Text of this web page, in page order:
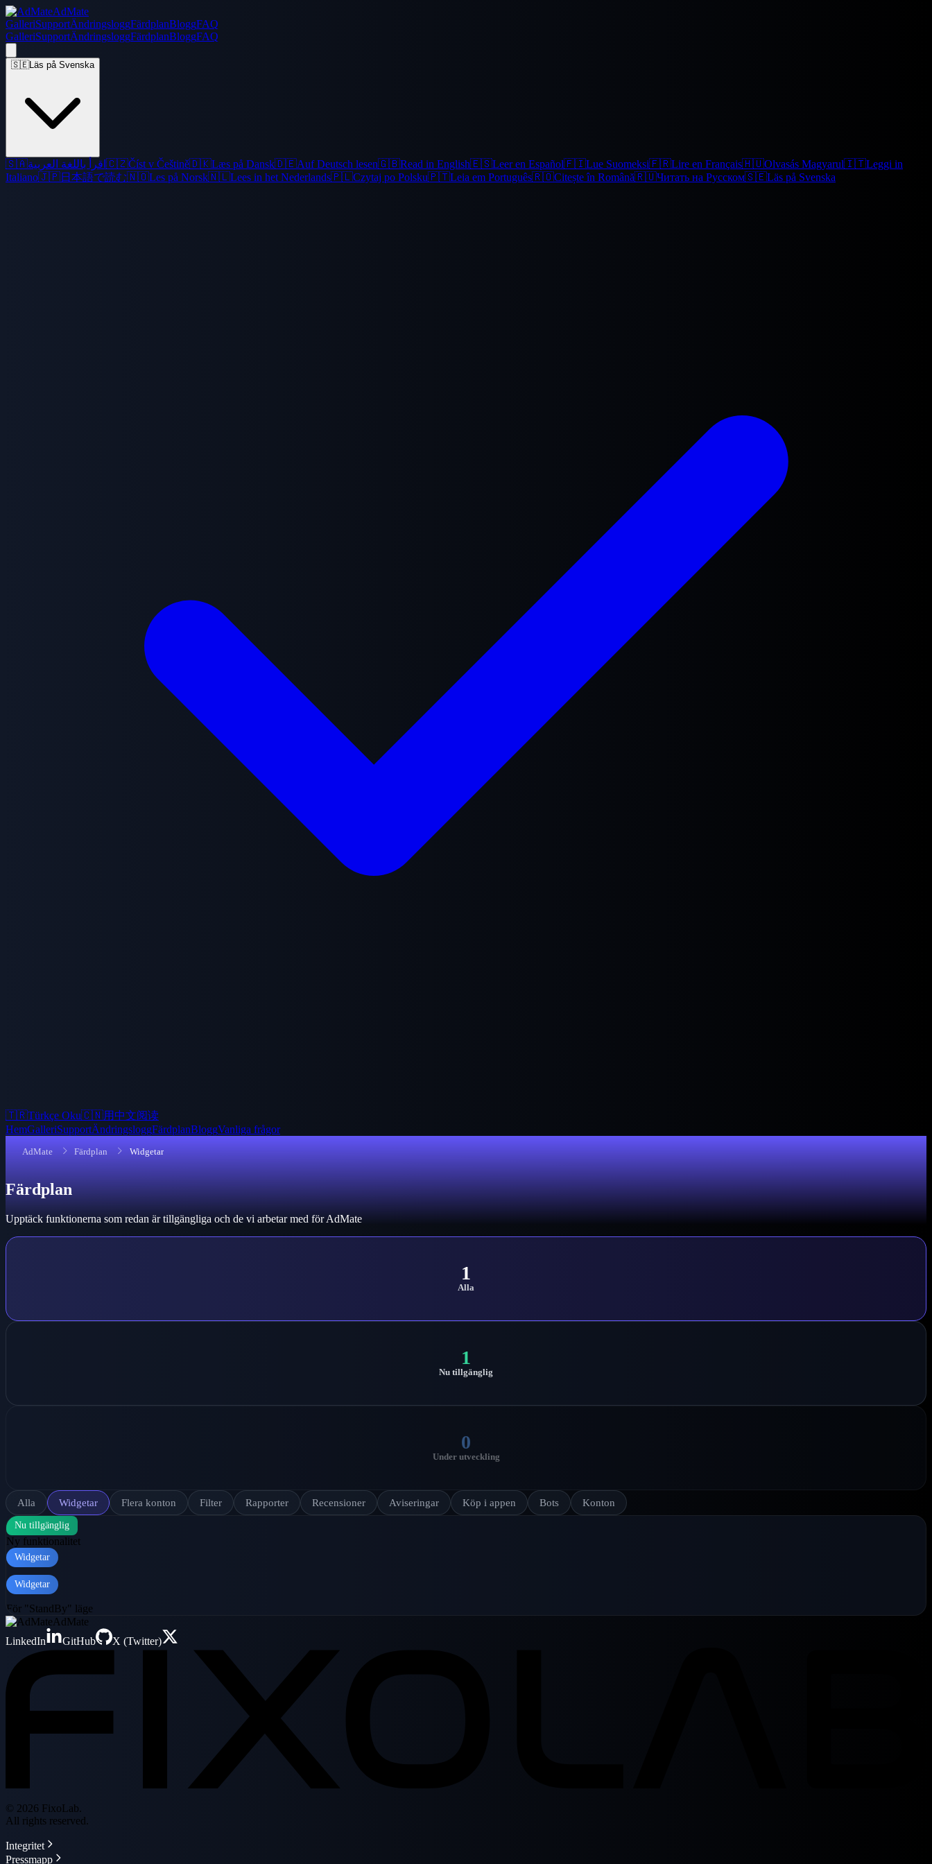
AdMate
GalleriSupportÄndringsloggFärdplanBloggFAQ
GalleriSupportÄndringsloggFärdplanBloggFAQ
🇸🇪Läs på Svenska
🇸🇦اقرأ باللغة العربية 🇨🇿Číst v Češtině🇩🇰Læs på Dansk🇩🇪Auf Deutsch lesen🇬🇧Read in English🇪🇸Leer en Español🇫🇮Lue Suomeksi🇫🇷Lire en Français🇭🇺Olvasás Magyarul🇮🇹Leggi in
Italiano🇯🇵日本語で読む🇳🇴Les på Norsk🇳🇱Lees in het Nederlands🇵🇱Czytaj po Polsku🇵🇹Leia em Português🇷🇴Citește în Română🇷🇺Читать на Русском🇸🇪Läs på Svenska
🇹🇷Türkçe Oku🇨🇳用中文阅读
HemGalleriSupportÄndringsloggFärdplanBloggVanliga frågor
AdMate Färdplan Widgetar
Färdplan
Upptäck funktionerna som redan är tillgängliga och de vi arbetar med för AdMate
1
Alla
1
Nu tillgänglig
0
Under utveckling
Alla Widgetar Flera konton Filter Rapporter Recensioner Aviseringar Köp i appen Bots Konton
Nu tillgänglig
Ny funktionalitet
Widgetar
Widgetar
För "StandBy" läge
AdMate
LinkedIn
GitHub X (Twitter)
© 2026 FixoLab.
All rights reserved.
Integritet
Pressmapp